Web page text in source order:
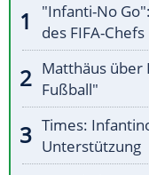
"Infanti-No
des FIFA-Chefs
Matthäus
Fußball"
Times:
Unterstützung